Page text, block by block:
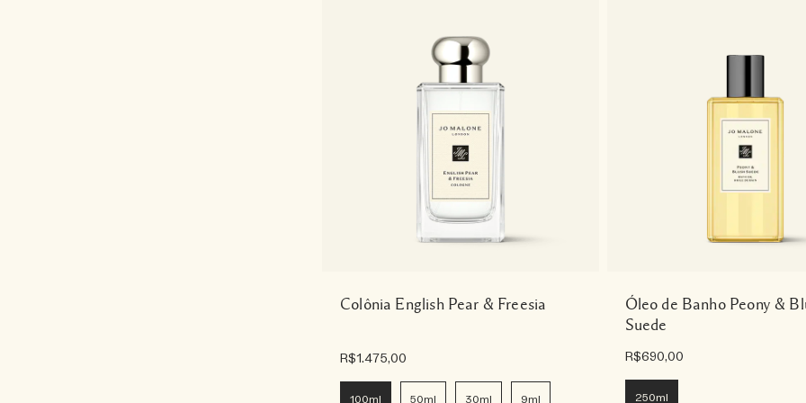
Colônia English Pear & Freesia
R$1.475,00
100ml 50ml 30ml 9ml
Óleo de Banho Peony &
Suede
R$690,00
250ml